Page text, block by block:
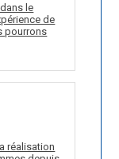
le
de
pourrons
réalisation